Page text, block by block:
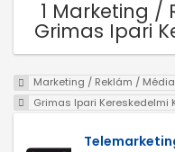
1 Marketing /
Grimas Ipari
Marketing / Reklám / Média
Grimas Ipari Kereskedelmi